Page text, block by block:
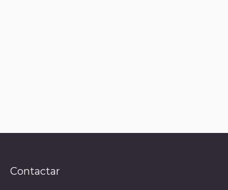
Contactar